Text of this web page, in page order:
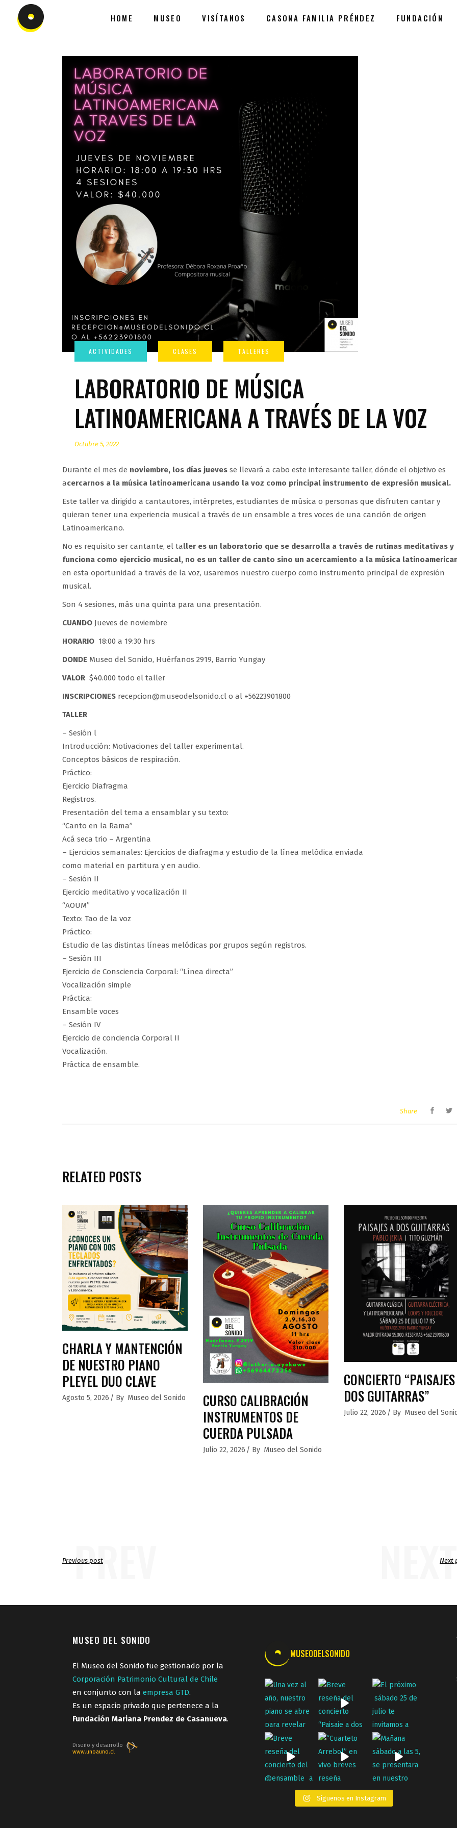
HOME MUSEO VISÍTANOS CASONA FAMILIA PRÉNDEZ FUNDACIÓN
LABORATORIO DE MÚSICA
LATINOAMERICANA A TRAVÉS DE LA VOZ
Octubre 5, 2022
Durante el mes de noviembre, los días jueves se llevará a cabo este interesante taller, dónde el objetivo es
acercarnos a la música latinoamericana usando la voz como principal instrumento de expresión musical.
Este taller va dirigido a cantautores, intérpretes, estudiantes de música o personas que disfruten cantar y
quieran tener una experiencia musical a través de un ensamble a tres voces de una canción de origen
Latinoamericano.
No es requisito ser cantante, el taller es un laboratorio que se desarrolla a través de rutinas meditativas y
funciona como ejercicio musical, no es un taller de canto sino un acercamiento a la música
en esta oportunidad a través de la voz, usaremos nuestro cuerpo como instrumento principal de expresión
musical.
Son 4 sesiones, más una quinta para una presentación.
CUANDO Jueves de noviembre
HORARIO 18:00 a 19:30 hrs
DONDE Museo del Sonido, Huérfanos 2919, Barrio Yungay
VALOR $40.000 todo el taller
INSCRIPCIONES recepcion@museodelsonido.cl o al +56223901800
TALLER
– Sesión l
Introducción: Motivaciones del taller experimental.
Conceptos básicos de respiración.
Práctico:
Ejercicio Diafragma
Registros.
Presentación del tema a ensamblar y su texto:
“Canto en la Rama”
Acá seca trio – Argentina
– Ejercicios semanales: Ejercicios de diafragma y estudio de la línea melódica enviada
como material en partitura y en audio.
– Sesión II
Ejercicio meditativo y vocalización II
“AOUM”
Texto: Tao de la voz
Práctico:
Estudio de las distintas líneas melódicas por grupos según registros.
– Sesión III
Ejercicio de Consciencia Corporal: “Línea directa”
Vocalización simple
Práctica:
Ensamble voces
– Sesión IV
Ejercicio de conciencia Corporal II
Vocalización.
Práctica de ensamble.
Share
RELATED POSTS
CHARLA Y MANTENCIÓN
DE NUESTRO PIANO
PLEYEL DUO CLAVE
Agosto 5, 2026 By Museo del Sonido
CURSO CALIBRACIÓN
INSTRUMENTOS DE
CUERDA PULSADA
Julio 22, 2026 By Museo del Sonido
CONCIERTO
DOS GUITARRAS”
Julio 22, 2026 By Museo del
PREV
Previous post NEXT
Next
MUSEO DEL SONIDO
El Museo del Sonido fue gestionado por la
Corporación Patrimonio Cultural de Chile
en conjunto con la empresa GTD.
Es un espacio privado que pertenece a la
Fundación Mariana Prendez de Casanueva.
Diseño y desarrollo
www.unoauno.cl
MUSEODELSONIDO
Síguenos en Instagram